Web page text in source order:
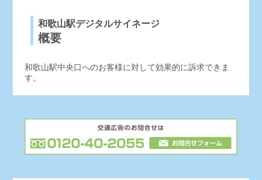
和歌山駅デジタルサイネージ
概要
和歌山駅中央口へのお客様に対して効果的に訴求できま
す。